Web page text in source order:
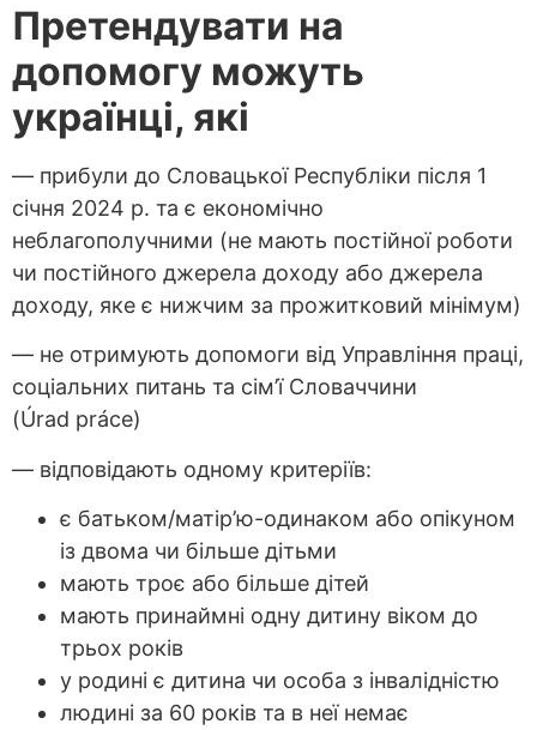
Претендувати на
допомогу можуть
українці, які
— прибули до Словацької Республіки після 1
січня 2024 р. та є економічно
неблагополучними (не мають постійної роботи
чи постійного джерела доходу або джерела
доходу, яке є нижчим за прожитковий мінімум)
— не отримують допомоги від Управління праці,
соціальних питань та сім’ї Словаччини
(Úrad práce)
— відповідають одному критеріїв:
є батьком/матір’ю-одинаком або опікуном
із двома чи більше дітьми
мають троє або більше дітей
мають принаймні одну дитину віком до
трьох років
у родині є дитина чи особа з інвалідністю
людині за 60 років та в неї немає